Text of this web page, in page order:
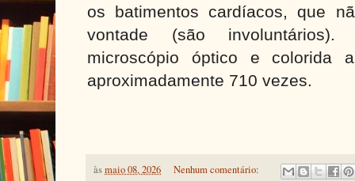
os batimentos cardíacos, que
vontade (são
microscópio óptico e colorida
aproximadamente 710 vezes.
àsmaio 08, 2026 Nenhum comentário: